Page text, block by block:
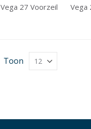
Vega 27 Voorzeil
Toon